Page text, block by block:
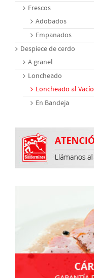
Frescos
Adobados
Empanados
Despiece de cerdo
A granel
Loncheado
Loncheado al Vacío
En Bandeja